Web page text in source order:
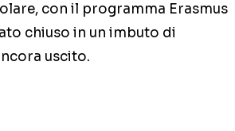
con il programma Erasmus
chiuso in un imbuto di
uscito.